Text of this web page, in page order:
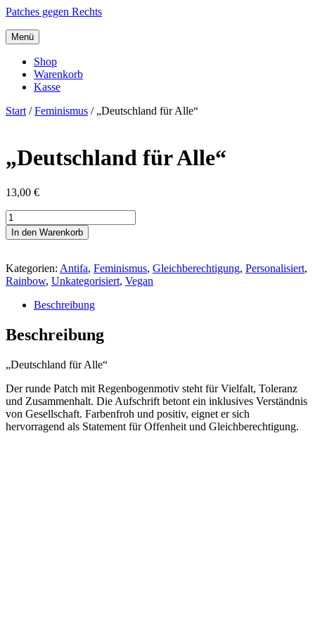
Patches gegen Rechts
Menü
Shop
Warenkorb
Kasse
Start /Feminismus / „Deutschland für Alle“
„Deutschland für Alle“
13,00 €
"Deutschland
für
Alle"
In den Warenkorb
Kategorien: Antifa, Feminismus, Gleichberechtigung, Personalisiert,
Rainbow, Unkategorisiert, Vegan
Beschreibung
Beschreibung
„Deutschland für Alle“
Der runde Patch mit Regenbogenmotiv steht für Vielfalt, Toleranz
und Zusammenhalt. Die Aufschrift betont ein inklusives Verständnis
von Gesellschaft. Farbenfroh und positiv, eignet er sich
hervorragend als Statement für Offenheit und Gleichberechtigung.